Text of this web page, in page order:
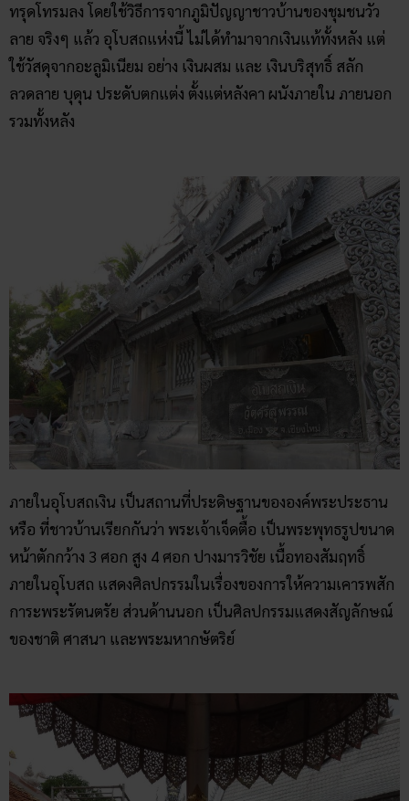
ทรุดโทรมลง โดยใช้วิธีการจากภูมิปัญญาชาวบ้านของชุมชนวัว
ลาย จริงๆ แล้ว อุโบสถแห่งนี้ ไม่ได้ทำมาจากเงินแท้ทั้งหลัง แต่
ใช้วัสดุจากอะลูมิเนียม อย่าง เงินผสม และ เงินบริสุทธิ์ สลัก
ลวดลาย บุดุน ประดับตกแต่ง ตั้งแต่หลังคา ผนังภายใน ภายนอก
รวมทั้งหลัง
ภายในอุโบสถเงิน เป็นสถานที่ประดิษฐานขององค์พระประธาน
หรือ ที่ชาวบ้านเรียกกันว่า พระเจ้าเจ็ดตื้อ เป็นพระพุทธรูปขนาด
หน้าตักกว้าง 3 ศอก สูง 4 ศอก ปางมารวิชัย เนื้อทองสัมฤทธิ์
ภายในอุโบสถ แสดงศิลปกรรมในเรื่องของการให้ความเคารพสัก
การะพระรัตนตรัย ส่วนด้านนอก เป็นศิลปกรรมแสดงสัญลักษณ์
ของชาติ ศาสนา และพระมหากษัตริย์